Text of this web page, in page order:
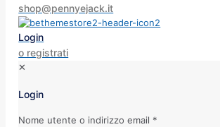
shop@pennyejack.it
Login
o registrati
✕
Login
Nome utente o indirizzo email *